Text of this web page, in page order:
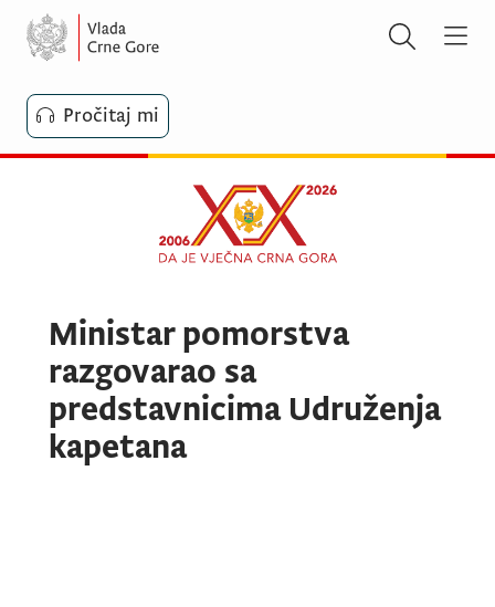
Pročitaj mi
Ministar pomorstva
razgovarao sa
predstavnicima Udruženja
kapetana